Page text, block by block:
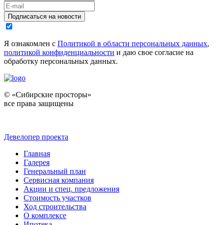
Подписаться на новости
Я ознакомлен с Политикой в области персональных данных,
политикой конфиденциальности и даю свое согласие на
обработку персональных данных.
© «Сибирские просторы»
все права защищены
Девелопер проекта
Главная
Галерея
Генеральный план
Сервисная компания
Акции и спец. предложения
Стоимость участков
Ход строительства
О комплексе